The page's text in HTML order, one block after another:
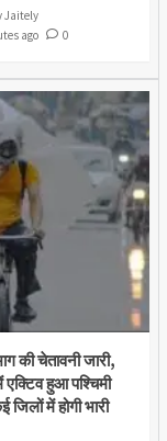
Jaitely
ago
0
की चेतावनी जारी,
एक्टिव हुआ पश्चिमी
जिलों में होगी भारी